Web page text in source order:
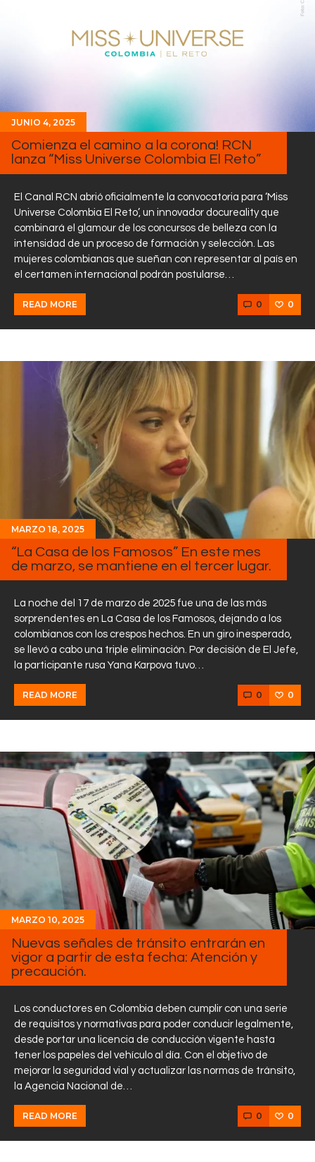
JUNIO 4, 2025
Comienza el camino a la corona! RCN
lanza “Miss Universe Colombia El Reto”
El Canal RCN abrió oficialmente la convocatoria para ‘Miss
Universe Colombia El Reto’, un innovador docureality que
combinará el glamour de los concursos de belleza con la
intensidad de un proceso de formación y selección. Las
mujeres colombianas que sueñan con representar al país en
el certamen internacional podrán postularse…
READ MORE 0 0
MARZO 18, 2025
“La Casa de los Famosos” En este mes
de marzo, se mantiene en el tercer lugar.
La noche del 17 de marzo de 2025 fue una de las más
sorprendentes en La Casa de los Famosos, dejando a los
colombianos con los crespos hechos. En un giro inesperado,
se llevó a cabo una triple eliminación. Por decisión de El Jefe,
la participante rusa Yana Karpova tuvo…
READ MORE 0 0
MARZO 10, 2025
Nuevas señales de tránsito entrarán en
vigor a partir de esta fecha: Atención y
precaución.
Los conductores en Colombia deben cumplir con una serie
de requisitos y normativas para poder conducir legalmente,
desde portar una licencia de conducción vigente hasta
tener los papeles del vehículo al día. Con el objetivo de
mejorar la seguridad vial y actualizar las normas de tránsito,
la Agencia Nacional de…
READ MORE 0 0